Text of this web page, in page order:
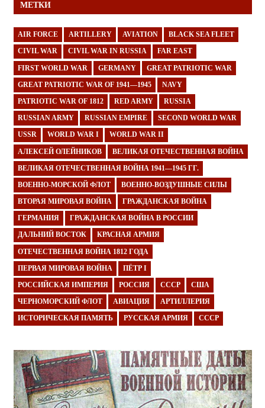
МЕТКИ
AIR FORCE ARTILLERY AVIATION BLACK SEA FLEET
CIVIL WAR CIVIL WAR IN RUSSIA FAR EAST
FIRST WORLD WAR GERMANY GREAT PATRIOTIC WAR
GREAT PATRIOTIC WAR OF 1941—1945 NAVY
PATRIOTIC WAR OF 1812 RED ARMY RUSSIA
RUSSIAN ARMY RUSSIAN EMPIRE SECOND WORLD WAR
USSR WORLD WAR I WORLD WAR II
АЛЕКСЕЙ ОЛЕЙНИКОВ ВЕЛИКАЯ ОТЕЧЕСТВЕННАЯ ВОЙНА
ВЕЛИКАЯ ОТЕЧЕСТВЕННАЯ ВОЙНА 1941—1945 ГГ.
ВОЕННО-МОРСКОЙ ФЛОТ ВОЕННО-ВОЗДУШНЫЕ СИЛЫ
ВТОРАЯ МИРОВАЯ ВОЙНА ГРАЖДАНСКАЯ ВОЙНА
ГЕРМАНИЯ ГРАЖДАНСКАЯ ВОЙНА В РОССИИ
ДАЛЬНИЙ ВОСТОК КРАСНАЯ АРМИЯ
ОТЕЧЕСТВЕННАЯ ВОЙНА 1812 ГОДА
ПЕРВАЯ МИРОВАЯ ВОЙНА ПЁТР I
РОССИЙСКАЯ ИМПЕРИЯ РОССИЯ СССР США
ЧЕРНОМОРСКИЙ ФЛОТ АВИАЦИЯ АРТИЛЛЕРИЯ
ИСТОРИЧЕСКАЯ ПАМЯТЬ РУССКАЯ АРМИЯ СССР